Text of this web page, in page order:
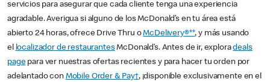
servicios para asegurar que cada cliente tenga una experiencia
agradable. Averigua si alguno de los McDonald’s en tu área está
abierto 24 horas, ofrece Drive Thru oMcDelivery®**, y más usando
el localizador de restaurantesMcDonald’s. Antes de ir, exploradeals
pagepara ver nuestras ofertas recientes y para hacer tu orden por
adelantado con Mobile Order & Pay†, ¡disponible exclusivamente en el